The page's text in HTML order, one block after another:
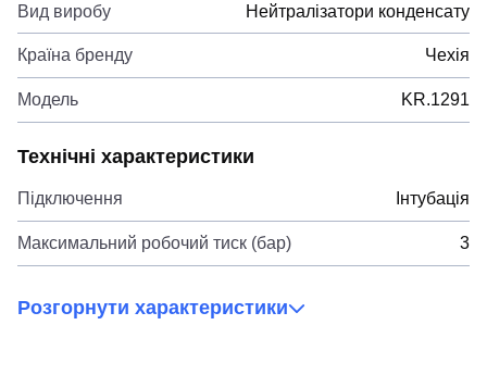
Вид виробу Нейтралізатори конденсату
Країна бренду Чехія
Модель KR.1291
Технічні характеристики
Підключення Інтубація
Максимальний робочий тиск (бар) 3
Розгорнути характеристики